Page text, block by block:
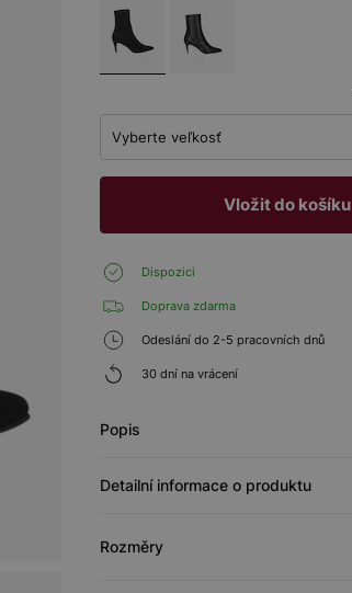
Vyberte veľkosť
Vložit do košíku
Dispozici
Doprava zdarma
Odeslání do 2-5 pracovních dnů
30 dní na vrácení
Popis
Detailní informace o produktu
Rozměry